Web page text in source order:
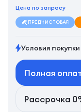
Цена по запросу
ПРЕДЧИСТОВАЯ
Условия покупки
Полная
Рассрочка